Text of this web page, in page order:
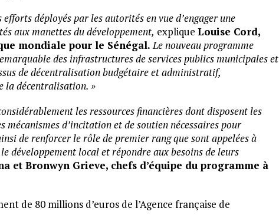
déployés par les autorités en vue d’engager une
aux manettes du développement, explique Louise Cord,
mondiale pour le Sénégal.Le nouveau programme
des infrastructures de services publics municipales et
de décentralisation budgétaire et administratif,
la décentralisation. »
les ressources financières dont disposent les
d’incitation et de soutien nécessaires pour
de renforcer le rôle de premier rang que sont appelées à
développement local et répondre aux besoins de leurs
et Bronwyn Grieve, chefs d’équipe du programme à
de 80 millions d’euros de l’Agence française de